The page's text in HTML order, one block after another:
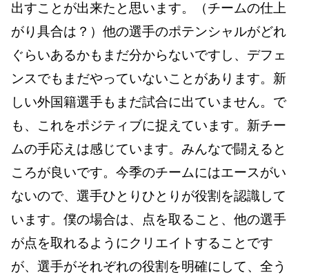
出すことが出来たと思います。（チームの仕上
がり具合は？）他の選手のポテンシャルがどれ
ぐらいあるかもまだ分からないですし、デフェ
ンスでもまだやっていないことがあります。新
しい外国籍選手もまだ試合に出ていません。で
も、これをポジティブに捉えています。新チー
ムの手応えは感じています。みんなで闘えると
ころが良いです。今季のチームにはエースがい
ないので、選手ひとりひとりが役割を認識して
います。僕の場合は、点を取ること、他の選手
が点を取れるようにクリエイトすることです
が、選手がそれぞれの役割を明確にして、全う